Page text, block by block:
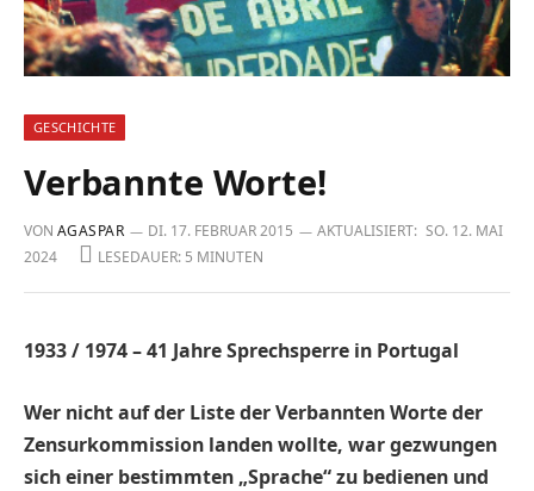
GESCHICHTE
Verbannte Worte!
VON AGASPAR DI. 17. FEBRUAR 2015 AKTUALISIERT: SO. 12. MAI
2024
LESEDAUER: 5 MINUTEN
1933 / 1974 – 41 Jahre Sprechsperre in Portugal
Wer nicht auf der Liste der Verbannten Worte der
Zensurkommission landen wollte, war gezwungen
sich einer bestimmten „Sprache“ zu bedienen und